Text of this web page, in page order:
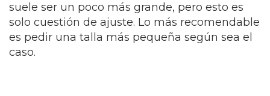
suele ser un poco más grande, pero esto es
solo cuestión de ajuste. Lo más recomendable
es pedir una talla más pequeña según sea el
caso.